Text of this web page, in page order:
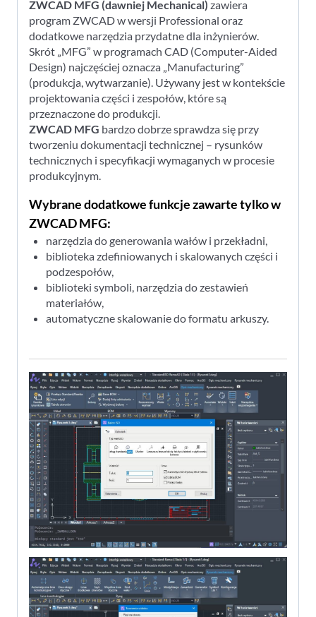
ZWCAD MFG (dawniej Mechanical) zawiera
program ZWCAD w wersji Professional oraz
dodatkowe narzędzia przydatne dla inżynierów.
Skrót „MFG” w programach CAD (Computer-Aided
Design) najczęściej oznacza „Manufacturing”
(produkcja, wytwarzanie). Używany jest w kontekście
projektowania części i zespołów, które są
przeznaczone do produkcji.
ZWCAD MFG bardzo dobrze sprawdza się przy
tworzeniu dokumentacji technicznej – rysunków
technicznych i specyfikacji wymaganych w procesie
produkcyjnym.
Wybrane dodatkowe funkcje zawarte tylko w
ZWCAD MFG:
narzędzia do generowania wałów i przekładni,
biblioteka zdefiniowanych i skalowanych części i
podzespołów,
biblioteki symboli, narzędzia do zestawień
materiałów,
automatyczne skalowanie do formatu arkuszy.